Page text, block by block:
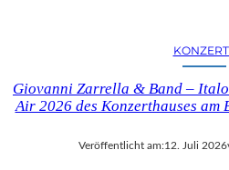
Giovanni Zarrella & Band –
Air 2026 des Konzerthauses
Veröffentlicht am:12. Juli 2026